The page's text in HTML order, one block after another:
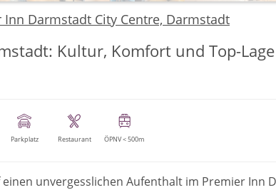
Inn Darmstadt City Centre, Darmstadt
Kultur, Komfort und Top-
Parkplatz Restaurant ÖPNV < 500m
einen unvergesslichen Aufenthalt im Premier Inn